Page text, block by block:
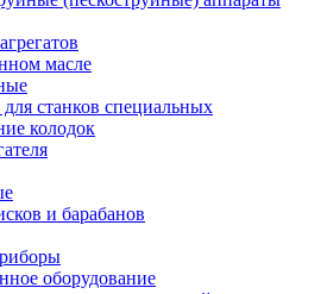
масле
станков специальных
колодок
и барабанов
оборудование